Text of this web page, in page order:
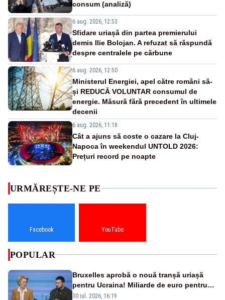
consum (analiză)
6 aug. 2026, 12:53
Sfidare uriașă din partea premierului
demis Ilie Bolojan. A refuzat să răspundă
despre centralele pe cărbune
6 aug. 2026, 12:50
Ministerul Energiei, apel către români să-
și REDUCĂ VOLUNTAR consumul de
energie. Măsură fără precedent în ultimele
decenii
6 aug. 2026, 11:18
Cât a ajuns să coste o cazare la Cluj-
Napoca în weekendul UNTOLD 2026:
Prețuri record pe noapte
URMĂREȘTE-NE PE
Facebook YouTube
POPULAR
Bruxelles aprobă o nouă tranșă uriașă
pentru Ucraina! Miliarde de euro pentru
armament și apărare
30 iul. 2026, 16:19